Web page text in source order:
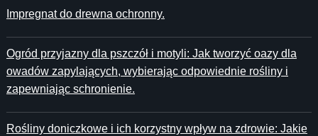
Impregnat do drewna ochronny.
Ogród przyjazny dla pszczół i motyli: Jak tworzyć oazy dla
owadów zapylających, wybierając odpowiednie rośliny i
zapewniając schronienie.
Rośliny doniczkowe i ich korzystny wpływ na zdrowie: Jakie